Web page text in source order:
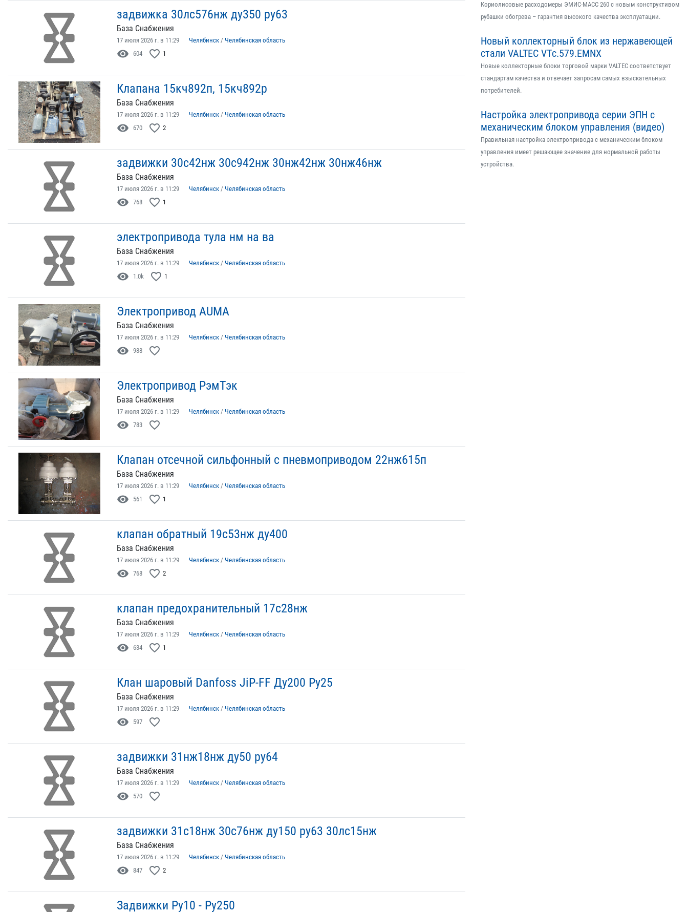
задвижка 30лс576нж ду350 ру63
База Снабжения
17 июля 2026 г. в 11:29 Челябинск / Челябинская область
visibility 604 favorite_border 1
Клапана 15кч892п, 15кч892р
База Снабжения
17 июля 2026 г. в 11:29 Челябинск / Челябинская область
visibility 670 favorite_border 2
задвижки 30с42нж 30с942нж 30нж42нж 30нж46нж
База Снабжения
17 июля 2026 г. в 11:29 Челябинск / Челябинская область
visibility 768 favorite_border 1
электропривода тула нм на ва
База Снабжения
17 июля 2026 г. в 11:29 Челябинск / Челябинская область
visibility 1.0k favorite_border 1
Электропривод AUMA
База Снабжения
17 июля 2026 г. в 11:29 Челябинск / Челябинская область
visibility 988 favorite_border
Электропривод РэмТэк
База Снабжения
17 июля 2026 г. в 11:29 Челябинск / Челябинская область
visibility 783 favorite_border
Клапан отсечной сильфонный с пневмоприводом 22нж615п
База Снабжения
17 июля 2026 г. в 11:29 Челябинск / Челябинская область
visibility 561 favorite_border 1
клапан обратный 19с53нж ду400
База Снабжения
17 июля 2026 г. в 11:29 Челябинск / Челябинская область
visibility 768 favorite_border 2
клапан предохранительный 17с28нж
База Снабжения
17 июля 2026 г. в 11:29 Челябинск / Челябинская область
visibility 634 favorite_border 1
Клан шаровый Danfoss JiP-FF Ду200 Ру25
База Снабжения
17 июля 2026 г. в 11:29 Челябинск / Челябинская область
visibility 597 favorite_border
задвижки 31нж18нж ду50 ру64
База Снабжения
17 июля 2026 г. в 11:29 Челябинск / Челябинская область
visibility 570 favorite_border
задвижки 31с18нж 30с76нж ду150 ру63 30лс15нж
База Снабжения
17 июля 2026 г. в 11:29 Челябинск / Челябинская область
visibility 847 favorite_border 2
Задвижки Ру10 - Ру250
Кориолисовые расходомеры ЭМИС-МАСС 260 с новым конструктивом
рубашки обогрева – гарантия высокого качества эксплуатации.
Новый коллекторный блок из нержавеющей
стали VALTEC VTс.579.EMNX
Новые коллекторные блоки торговой марки VALTEC соответствует
стандартам качества и отвечает запросам самых взыскательных
потребителей.
Настройка электропривода серии ЭПН с
механическим блоком управления (видео)
Правильная настройка электропривода с механическим блоком
управления имеет решающее значение для нормальной работы
устройства.